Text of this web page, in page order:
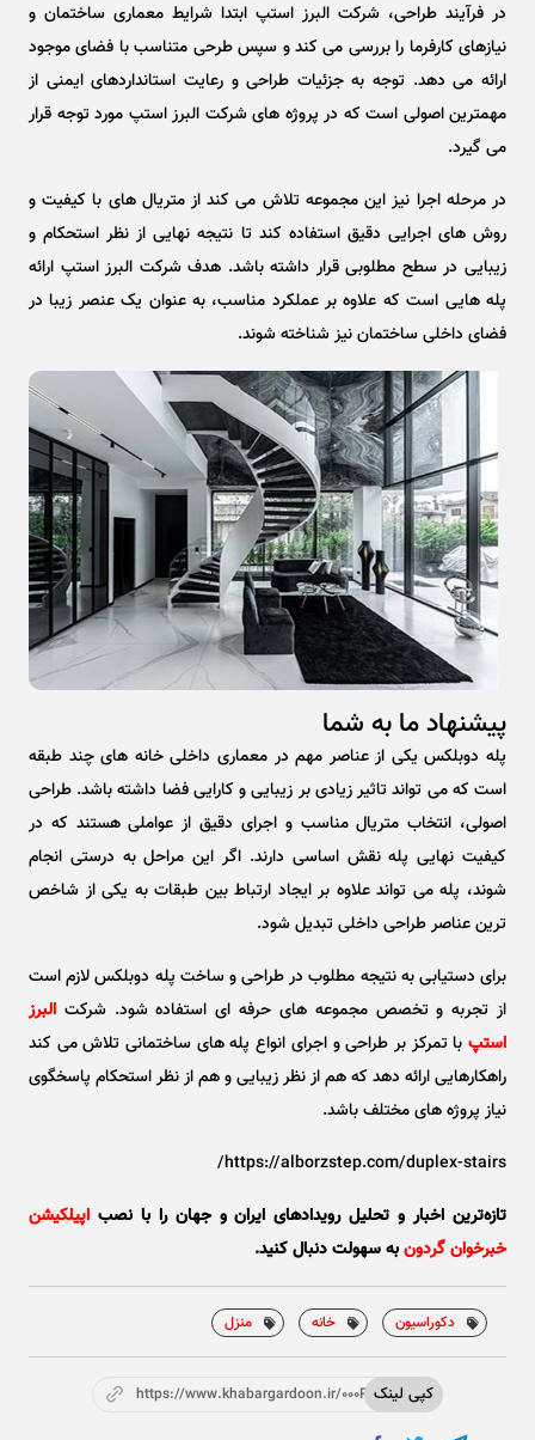
در فرآیند طراحی، شرکت البرز استپ ابتدا شرایط معماری ساختمان و
نیازهای کارفرما را بررسی می کند و سپس طرحی متناسب با فضای موجود
ارائه می دهد. توجه به جزئیات طراحی و رعایت استانداردهای ایمنی از
مهمترین اصولی است که در پروژه های شرکت البرز استپ مورد توجه قرار
می گیرد.
در مرحله اجرا نیز این مجموعه تلاش می کند از متریال های با کیفیت و
روش های اجرایی دقیق استفاده کند تا نتیجه نهایی از نظر استحکام و
زیبایی در سطح مطلوبی قرار داشته باشد. هدف شرکت البرز استپ ارائه
پله هایی است که علاوه بر عملکرد مناسب، به عنوان یک عنصر زیبا در
فضای داخلی ساختمان نیز شناخته شوند.
پیشنهاد ما به شما
پله دوبلکس یکی از عناصر مهم در معماری داخلی خانه های چند طبقه
است که می تواند تاثیر زیادی بر زیبایی و کارایی فضا داشته باشد. طراحی
اصولی، انتخاب متریال مناسب و اجرای دقیق از عواملی هستند که در
کیفیت نهایی پله نقش اساسی دارند. اگر این مراحل به درستی انجام
شوند، پله می تواند علاوه بر ایجاد ارتباط بین طبقات به یکی از شاخص
ترین عناصر طراحی داخلی تبدیل شود.
برای دستیابی به نتیجه مطلوب در طراحی و ساخت پله دوبلکس لازم است
از تجربه و تخصص مجموعه های حرفه ای استفاده شود. شرکت البرز
استپ با تمرکز بر طراحی و اجرای انواع پله های ساختمانی تلاش می کند
راهکارهایی ارائه دهد که هم از نظر زیبایی و هم از نظر استحکام پاسخگوی
نیاز پروژه های مختلف باشد.
https://alborzstep.com/duplex-stairs/
تازه‌ترین اخبار و تحلیل‌ رویدادهای ایران و جهان را با نصب اپیلکیشن
خبرخوان گردونبه سهولت دنبال کنید.
دکوراسیون خانه منزل
کپی لینکhttps://www.khabargardoon.ir/000P9R